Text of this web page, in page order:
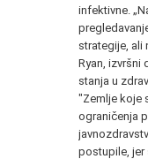
infektivne.
strategije, ali
Ryan, izvršni
stanja u
"Zemlje koje
ograničenja
postupile, jer